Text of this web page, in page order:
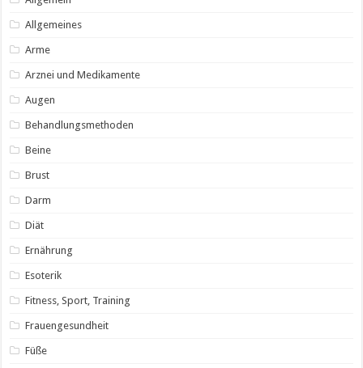
Allgemeines
Arme
Arznei und Medikamente
Augen
Behandlungsmethoden
Beine
Brust
Darm
Diät
Ernährung
Esoterik
Fitness, Sport, Training
Frauengesundheit
Füße